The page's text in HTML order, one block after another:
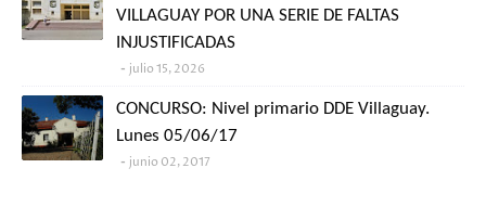
VILLAGUAY POR UNA SERIE DE FALTAS
INJUSTIFICADAS
julio 15, 2026
CONCURSO: Nivel primario DDE Villaguay.
Lunes 05/06/17
junio 02, 2017